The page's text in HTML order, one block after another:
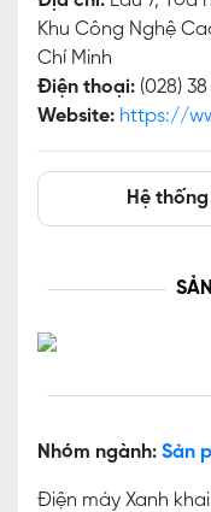
Khu Công Nghệ
Chí Minh
Điện thoại: (028) 38
Website: https://
Hệ
Nhóm ngành: Sản
Điện máy Xanh